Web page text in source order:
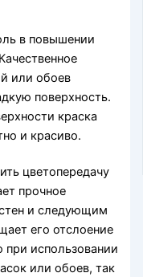
в повышении
или обоев
поверхность.
краска
и красиво.
цветопередачу
прочное
и следующим
его отслоение
при использовании
или обоев, так